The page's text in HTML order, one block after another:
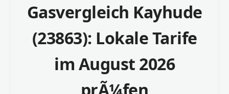
Gasvergleich Kayhude
(23863): Lokale Tarife
im August 2026
prÃ¼fen